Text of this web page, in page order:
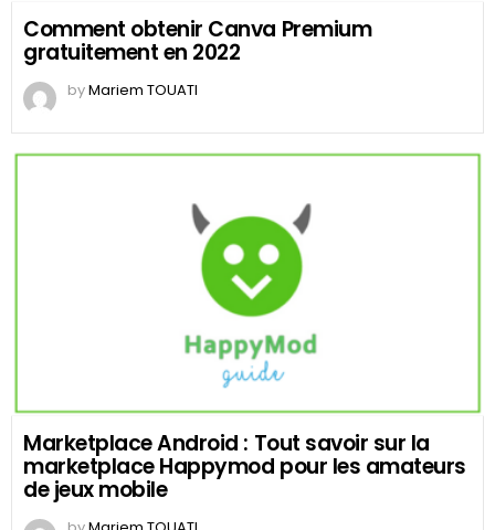
Comment obtenir Canva Premium
gratuitement en 2022
byMariem TOUATI
Marketplace Android : Tout savoir sur la
marketplace Happymod pour les amateurs
de jeux mobile